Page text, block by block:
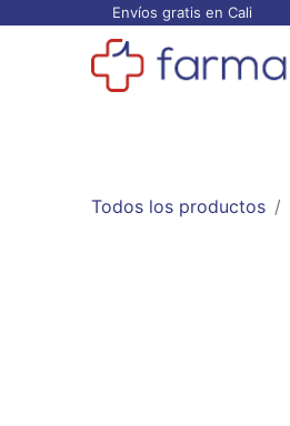
Envíos gratis en Cali
Todos los productos